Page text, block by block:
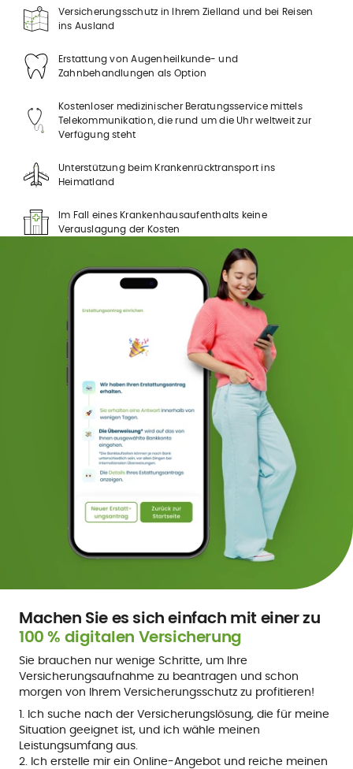
Versicherungsschutz in Ihrem Zielland und bei Reisen
ins Ausland
Erstattung von Augenheilkunde- und
Zahnbehandlungen als Option
Kostenloser medizinischer Beratungsservice mittels
Telekommunikation, die rund um die Uhr weltweit zur
Verfügung steht
Unterstützung beim Krankenrücktransport ins
Heimatland
Im Fall eines Krankenhausaufenthalts keine
Verauslagung der Kosten
Machen Sie es sich einfach mit einer zu
100 % digitalen Versicherung
Sie brauchen nur wenige Schritte, um Ihre
Versicherungsaufnahme zu beantragen und schon
morgen von Ihrem Versicherungsschutz zu profitieren!
1. Ich suche nach der Versicherungslösung, die für meine
Situation geeignet ist, und ich wähle meinen
Leistungsumfang aus.
2. Ich erstelle mir ein Online-Angebot und reiche meinen